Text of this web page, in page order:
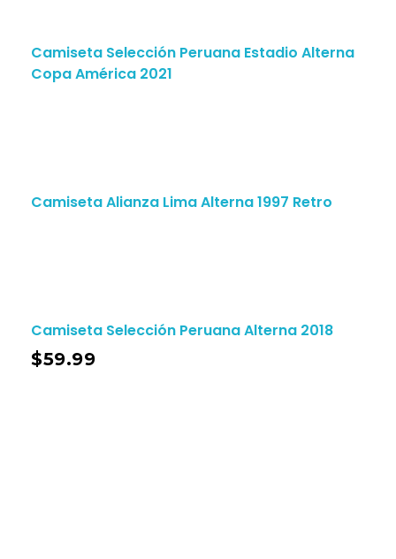
Camiseta Selección Peruana Estadio Alterna
Copa América 2021
Camiseta Alianza Lima Alterna 1997 Retro
Camiseta Selección Peruana Alterna 2018
$59.99